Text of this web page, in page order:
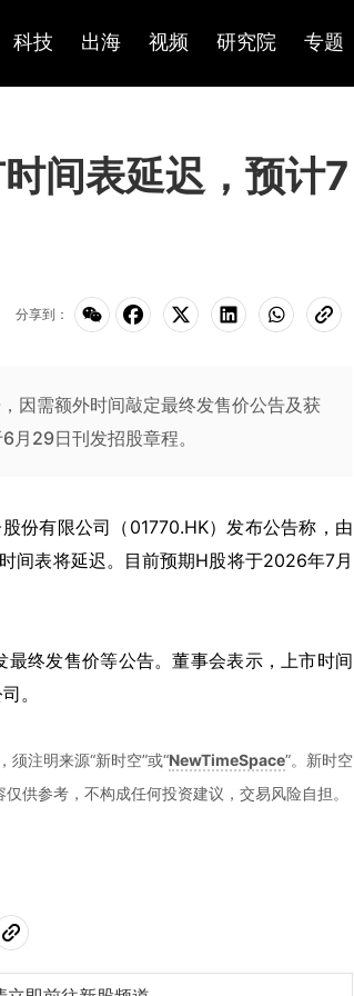
科技 出海 视频 研究院 专题
间表延迟，预计7
分享到：
因需额外时间敲定最终发售价公告及获
29日刊发招股章程。
份有限公司（01770.HK）发布公告称，由
时间表将延迟。目前预期H股将于2026年7月
终发售价等公告。董事会表示，上市时间
。
注明来源“新时空”或“NewTimeSpace”。新时空
供参考，不构成任何投资建议，交易风险自担。